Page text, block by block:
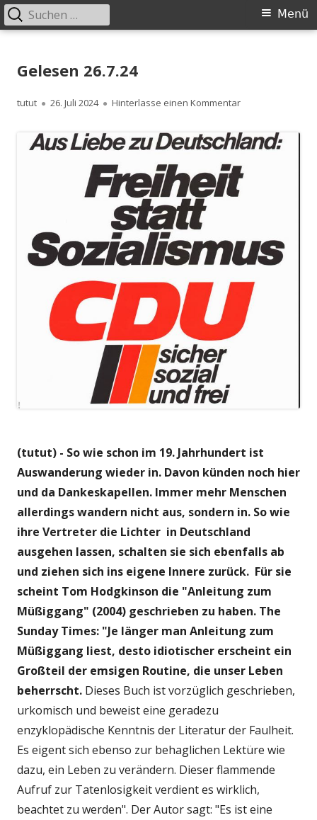
zum
Primäres
Menü
Suchen
nach:
Gelesen 26.7.24
Autor
tutut
Veröffentlicht
26. Juli 2024 Hinterlasse einen Kommentarzu Gelesen
(tutut) - So wie schon im 19. Jahrhundert ist
Auswanderung wieder in. Davon künden noch hier
und da Dankeskapellen. Immer mehr Menschen
allerdings wandern nicht aus, sondern in. So wie
ihre Vertreter die Lichter in Deutschland
ausgehen lassen, schalten sie sich ebenfalls ab
und ziehen sich ins eigene Innere zurück. Für sie
scheint Tom Hodgkinson die "Anleitung zum
Müßiggang" (2004) geschrieben zu haben. The
Sunday Times: "Je länger man Anleitung zum
Müßiggang liest, desto idiotischer erscheint ein
Großteil der emsigen Routine, die unser Leben
beherrscht. Dieses Buch ist vorzüglich geschrieben,
urkomisch und beweist eine geradezu
enzyklopädische Kenntnis der Literatur der Faulheit.
Es eigent sich ebenso zur behaglichen Lektüre wie
dazu, ein Leben zu verändern. Dieser flammende
Aufruf zur Tatenlosigkeit verdient es wirklich,
beachtet zu werden". Der Autor sagt: "Es ist eine